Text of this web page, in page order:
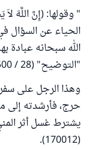
" وقولها: (إِنَّ اللَّهَ
الحياء عن السؤال
الله سبحانه عبادة
"التوضيح" (28 / 500).
وهذا الرجل على
حرج، فأرشدته إلى
يشترط غسل أثر
(170012).